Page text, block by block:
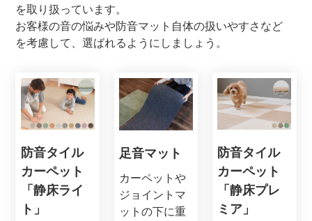
を取り扱っています。
お客様の音の悩みや防音マット自体の扱いやすさなど
を考慮して、選ばれるようにしましょう。
防音タイル
カーペット
「静床ライ
ト」
足音マット
カーペットや
ジョイントマ
ットの下に重
防音タイル
カーペット
「静床プレ
ミア」